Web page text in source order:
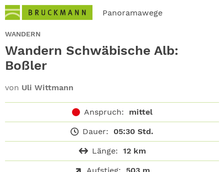
Panoramawege
WANDERN
Wandern Schwäbische Alb:
Boßler
von Uli Wittmann
Anspruch: mittel
Dauer: 05:30 Std.
Länge: 12 km
ABO
GEWINNEN
NEWSLETTER
SHOP